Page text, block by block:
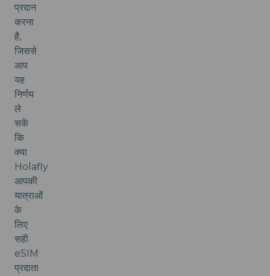
प्रदान
करना
है,
जिससे
आप
यह
निर्णय
ले
सकें
कि
क्या
Holafly
आपकी
यात्राओं
के
लिए
सही
eSIM
प्रदाता